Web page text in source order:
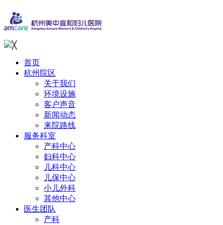
╳
首页
杭州院区
关于我们
环境设施
客户声音
新闻动态
来院路线
服务科室
产科中心
妇科中心
儿科中心
儿保中心
小儿外科
其他中心
医生团队
产科